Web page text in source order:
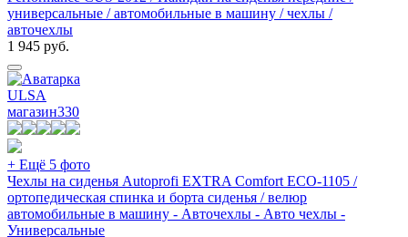
универсальные / автомобильные в машину / чехлы /
авточехлы
1 945 руб.
ULSA
магазин330
+ Ещё 5 фото
Чехлы на сиденья Autoprofi EXTRA Comfort ECO-1105 /
ортопедическая спинка и борта сиденья / велюр
автомобильные в машину - Авточехлы - Авто чехлы -
Универсальные